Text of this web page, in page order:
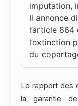
imputation,
Il annonce
l’article
l’extinction
du
Le rapport des
la garantie